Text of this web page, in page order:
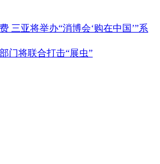
三亚将举办“消博会‘购在中国’”系
门将联合打击“展虫”